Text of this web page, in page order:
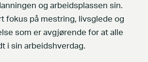
og arbeidsplassen sin.
fokus på mestring, livsglede og
som er avgjørende for at alle
i sin arbeidshverdag.